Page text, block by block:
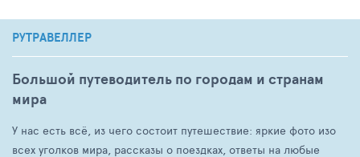
РУТРАВЕЛЛЕР
Большой путеводитель по городам и странам
мира
У нас есть всё, из чего состоит путешествие: яркие фото изо
всех уголков мира, рассказы о поездках, ответы на любые